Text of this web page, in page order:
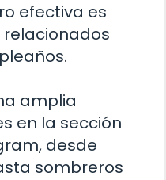
efectiva es
relacionados
amplia
en la sección
desde
sombreros